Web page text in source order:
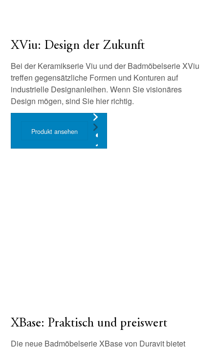
XViu: Design der Zukunft
Bei der Keramikserie Viu und der Badmöbelserie XViu
treffen gegensätzliche Formen und Konturen auf
industrielle Designanleihen. Wenn Sie visionäres
Design mögen, sind Sie hier richtig.
Produkt ansehen
XBase: Praktisch und preiswert
Die neue Badmöbelserie XBase von Duravit bietet